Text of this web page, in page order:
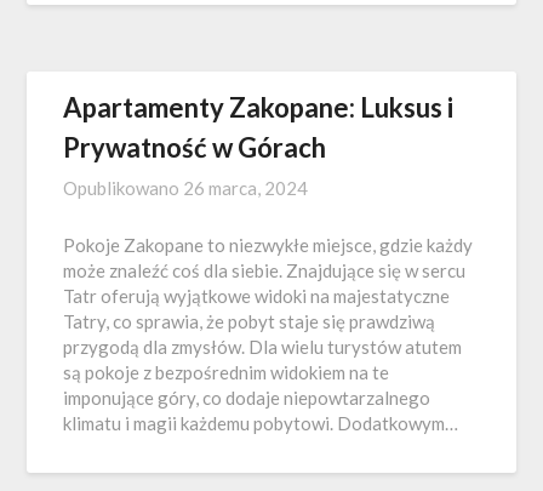
Apartamenty Zakopane: Luksus i
Prywatność w Górach
Opublikowano 26 marca, 2024
Pokoje Zakopane to niezwykłe miejsce, gdzie każdy
może znaleźć coś dla siebie. Znajdujące się w sercu
Tatr oferują wyjątkowe widoki na majestatyczne
Tatry, co sprawia, że pobyt staje się prawdziwą
przygodą dla zmysłów. Dla wielu turystów atutem
są pokoje z bezpośrednim widokiem na te
imponujące góry, co dodaje niepowtarzalnego
klimatu i magii każdemu pobytowi. Dodatkowym…